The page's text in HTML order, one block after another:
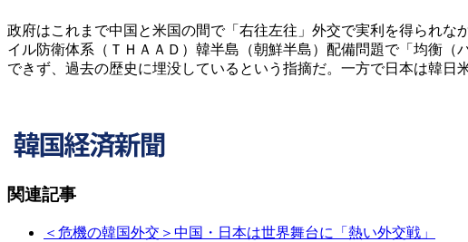
政府はこれまで中国と米国の間で「右往左往」外交で実利を得られ
イル防衛体系（ＴＨＡＡＤ）韓半島（朝鮮半島）配備問題で「均衡
できず、過去の歴史に埋没しているという指摘だ。一方で日本は韓日
関連記事
＜危機の韓国外交＞中国・日本は世界舞台に「熱い外交戦」